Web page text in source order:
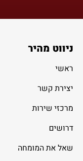
ניווט מהיר
ראשי
יצירת קשר
מרכזי שירות
דרושים
שאל את המומחה